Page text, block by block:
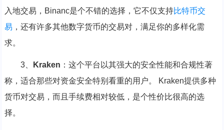
入地交易，Binanc是个不错的选择，它不仅支持比特币交
易 ，还有许多其他数字货币的交易对，满足你的多样化需
求。
3、 Kraken ：这个平台以其强大的安全性能和合规性著
称，适合那些对资金安全特别看重的用户。️ Kraken提供多种
货币对交易，而且手续费相对较低，是个性价比很高的选
择。